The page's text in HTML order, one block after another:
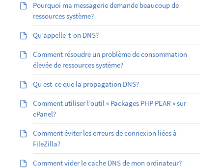
Pourquoi ma messagerie demande beaucoup de
ressources système?
Qu’appelle-t-on DNS?
Comment résoudre un problème de consommation
élevée de ressources système?
Qu’est-ce que la propagation DNS?
Comment utiliser l’outil « Packages PHP PEAR » sur
cPanel?
Comment éviter les erreurs de connexion liées à
FileZilla?
Comment vider le cache DNS de mon ordinateur?